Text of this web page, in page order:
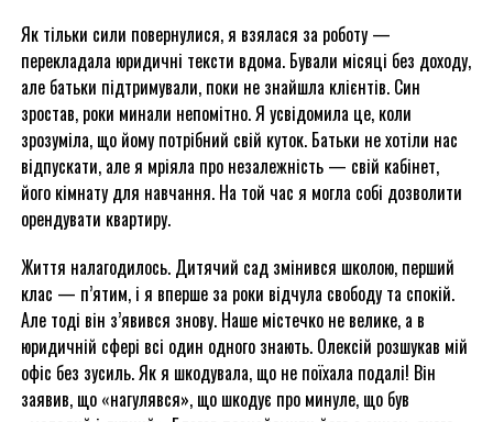
Як тільки сили повернулися, я взялася за роботу —
перекладала юридичні тексти вдома. Бували місяці без доходу,
але батьки підтримували, поки не знайшла клієнтів. Син
зростав, роки минали непомітно. Я усвідомила це, коли
зрозуміла, що йому потрібний свій куток. Батьки не хотіли нас
відпускати, але я мріяла про незалежність — свій кабінет,
його кімнату для навчання. На той час я могла собі дозволити
орендувати квартиру.
Життя налагодилось. Дитячий сад змінився школою, перший
клас — п’ятим, і я вперше за роки відчула свободу та спокій.
Але тоді він з’явився знову. Наше містечко не велике, а в
юридичній сфері всі один одного знають. Олексій розшукав мій
офіс без зусиль. Як я шкодувала, що не поїхала подалі! Він
заявив, що «нагулявся», що шкодує про минуле, що був